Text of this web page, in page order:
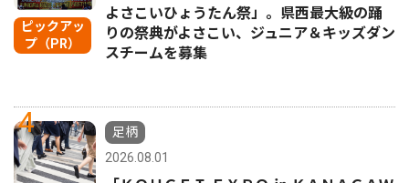
ピックアッ
プ（PR）
よさこいひょうたん祭」。県西最大級の踊
りの祭典がよさこい、ジュニア＆キッズダン
スチームを募集
4
足柄
2026.08.01